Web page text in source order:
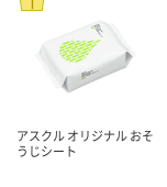
アスクル オリジナル おそ
うじシート